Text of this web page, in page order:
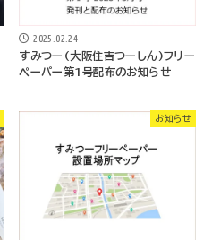
2025.02.24
すみつー(大阪住吉つーしん)フリー
ペーパー第1号配布のお知らせ
お知らせ